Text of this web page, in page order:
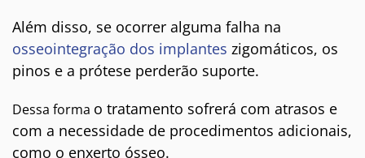
Além disso, se ocorrer alguma falha na
osseointegração dos implantes zigomáticos, os
pinos e a prótese perderão suporte.
Dessa forma o tratamento sofrerá com atrasos e
com a necessidade de procedimentos adicionais,
como o enxerto ósseo.